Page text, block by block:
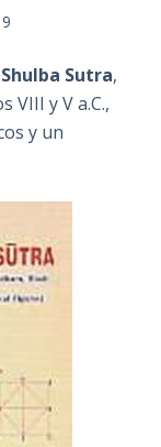
Sutra,
VIII y V a.C.,
y un